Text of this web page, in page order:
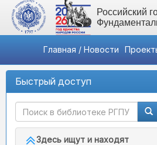
Российский
Главная / Новости
Быстрый доступ
Здесь ищут и находят